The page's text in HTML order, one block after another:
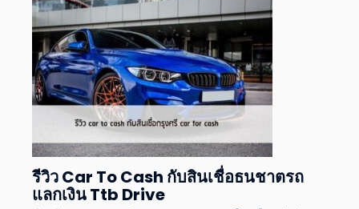
รีวิวCar To Cash กับสินเชื่อธนชาตรถ
แลกเงินTtb Drive